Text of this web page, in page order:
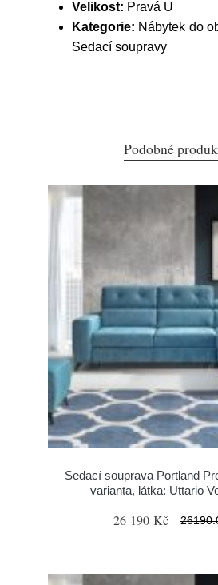
Velikost: Pravá U
Kategorie: Nábytek do
Sedací soupravy
Podobné
Sedací souprava Portland
varianta, látka: Uttario
26 190 Kč